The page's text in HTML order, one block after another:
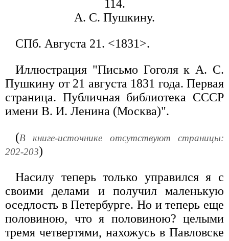
114.
А. С. Пушкину.
СПб. Августа 21. <1831>.
Иллюстрация "Письмо Гоголя к А. С.
Пушкину от 21 августа 1831 года. Первая
страница. Публичная библиотека СССР
имени В. И. Ленина (Москва)".
(В книге-источнике отсутствуют страницы:
202-203)
Насилу теперь только управился я с
своими делами и получил маленькую
оседлость в Петербурге. Но и теперь еще
половиною, что я половиною? целыми
тремя четвертями, нахожусь в Павловске